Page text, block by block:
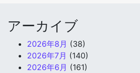
アーカイブ
2026年8月 (38)
2026年7月 (140)
2026年6月 (161)